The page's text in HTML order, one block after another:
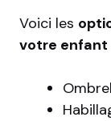
Voici les
votre enfant